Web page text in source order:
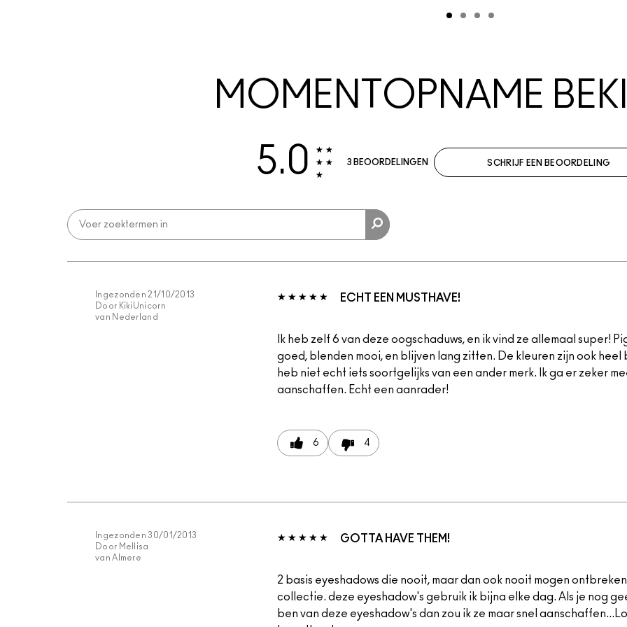
MOMENTOPNAME
5.0
3 BEOORDELINGEN SCHRIJF EEN BEOORDELING
ECHT EEN MUSTHAVE!
Ingezonden 21/10/2013
Door KikiUnicorn
van Nederland
Ik heb zelf 6 van deze oogschaduws, en ik vind ze allemaal super!
goed, blenden mooi, en blijven lang zitten. De kleuren zijn ook heel
heb niet echt iets soortgelijks van een ander merk. Ik ga er zeker
aanschaffen. Echt een aanrader!
6 4
GOTTA HAVE THEM!
Ingezonden30/01/2013
Door Mellisa
van Almere
2 basis eyeshadows die nooit, maar dan ook nooit mogen
collectie. deze eyeshadow's gebruik ik bijna elke dag. Als je nog
ben van deze eyeshadow's dan zou ik ze maar snel